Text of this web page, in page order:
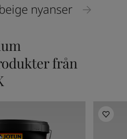
nyanser
från